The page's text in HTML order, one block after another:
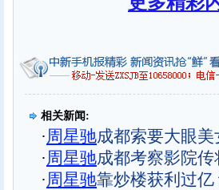
相关新闻:
·周星驰成都索要大眼
·周星驰成都考察影院
·周星驰靠炒楼获利过